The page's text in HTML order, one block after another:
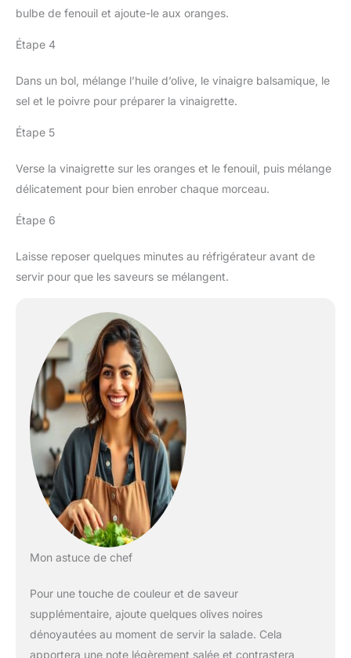
bulbe de fenouil et ajoute-le aux oranges.
Étape 4
Dans un bol, mélange l’huile d’olive, le vinaigre balsamique, le
sel et le poivre pour préparer la vinaigrette.
Étape 5
Verse la vinaigrette sur les oranges et le fenouil, puis mélange
délicatement pour bien enrober chaque morceau.
Étape 6
Laisse reposer quelques minutes au réfrigérateur avant de
servir pour que les saveurs se mélangent.
Mon astuce de chef
Pour une touche de couleur et de saveur
supplémentaire, ajoute quelques olives noires
dénoyautées au moment de servir la salade. Cela
apportera une note légèrement salée et contrastera